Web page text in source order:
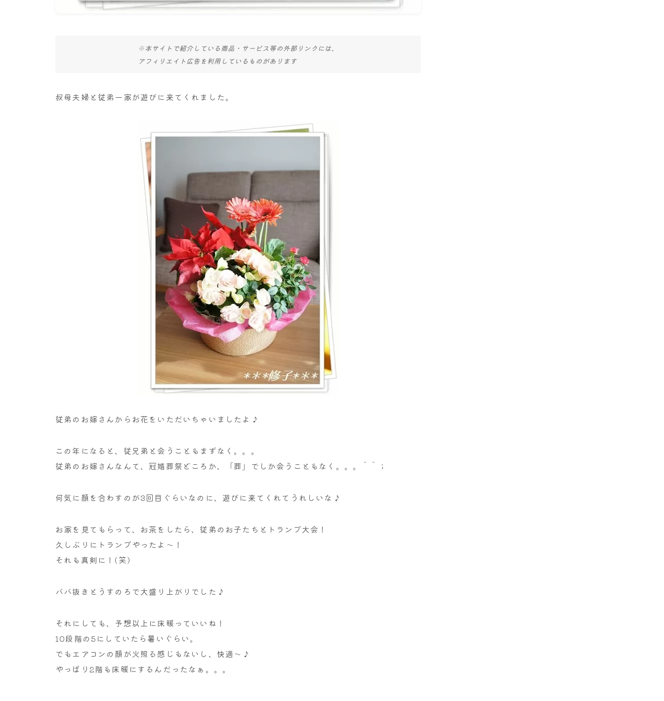
※本サイトで紹介している商品・サービス等の外部リンクには、
アフィリエイト広告を利用しているものがあります
叔母夫婦と従弟一家が遊びに来てくれました。
従弟のお嫁さんからお花をいただいちゃいましたよ♪
この年になると、従兄弟と会うこともまずなく。。。
従弟のお嫁さんなんて、冠婚葬祭どころか、「葬」でしか会うこともなく。。。＾＾；
何気に顔を合わすのが3回目ぐらいなのに、遊びに来てくれてうれしいな♪
お家を見てもらって、お茶をしたら、従弟のお子たちとトランプ大会！
久しぶりにトランプやったよ～！
それも真剣に！(笑)
ババ抜きとうすのろで大盛り上がりでした♪
それにしても、予想以上に床暖っていいね！
10段階の5にしていたら暑いぐらい。
でもエアコンの顔が火照る感じもないし、快適～♪
やっぱり2階も床暖にするんだったなぁ。。。